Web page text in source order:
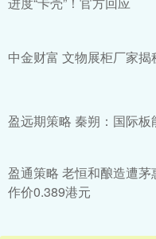
中金财富 文物展柜厂家
盈远期策略 秦朔：国际
盈通策略 老恒和酿造遭
作价0.389港元